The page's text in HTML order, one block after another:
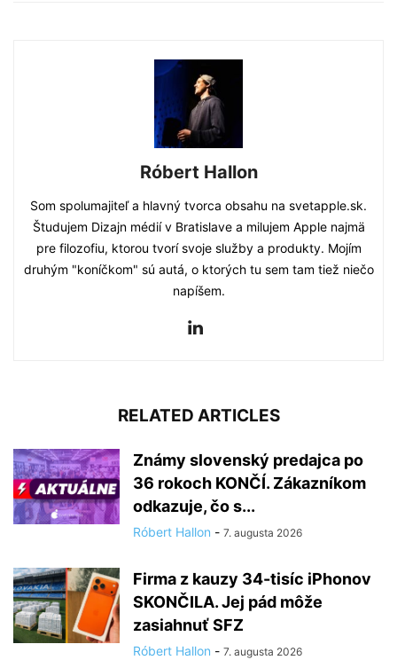
Róbert Hallon
Som spolumajiteľ a hlavný tvorca obsahu na svetapple.sk.
Študujem Dizajn médií v Bratislave a milujem Apple najmä
pre filozofiu, ktorou tvorí svoje služby a produkty. Mojím
druhým "koníčkom" sú autá, o ktorých tu sem tam tiež niečo
napíšem.
RELATED ARTICLES
Známy slovenský predajca po
36 rokoch KONČÍ. Zákazníkom
odkazuje, čo s...
Róbert Hallon - 7. augusta 2026
Firma z kauzy 34-tisíc iPhonov
SKONČILA. Jej pád môže
zasiahnuť SFZ
Róbert Hallon - 7. augusta 2026